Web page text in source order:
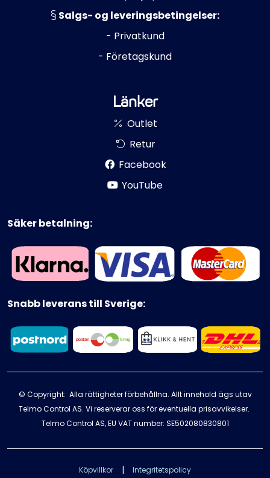
Salgs- og leveringsbetingelser:
- Privatkund
- Företagskund
Länker
Outlet
Retur
Facebook
YouTube
Säker betalning:
Snabb leverans till Sverige:
© Copyright: Alla rättigheter förbehållna. Allt innehold ägs utav
Telmo Control AS. Vi reserverar oss för eventuella prisavvikelser.
Telmo Control AS, EU VAT number: SE502080830801
Köpvillkor | Integritetspolicy